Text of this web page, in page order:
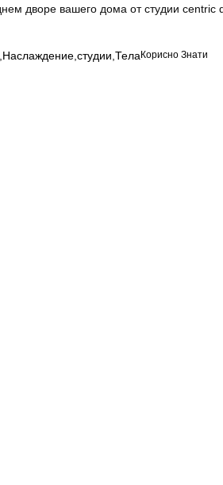
Наслаждение студии Тела Корисно Знати